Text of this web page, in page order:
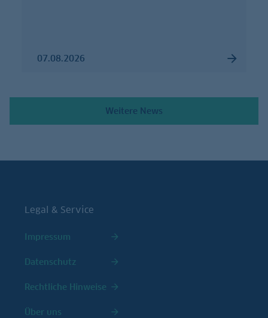
07.08.2026
Weitere News
Legal & Service
Impressum
Datenschutz
Rechtliche Hinweise
Über uns